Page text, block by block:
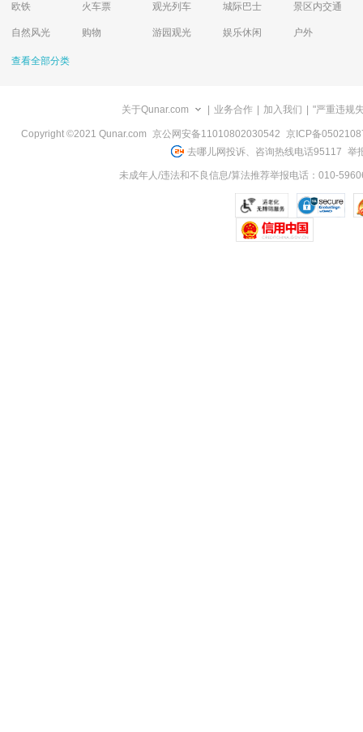
欧铁 火车票 观光列车 城际巴士 景区内交通
自然风光 购物 游园观光 娱乐休闲 户外
查看全部分类
关于Qunar.com 业务合作 加入我们 "严重违规
Copyright ©2021 Qunar.com 京公网安备11010802030542 京ICP备
去哪儿网投诉、咨询热线电话95117 举
未成年人/违法和不良信息/算法推荐举报电话：010-